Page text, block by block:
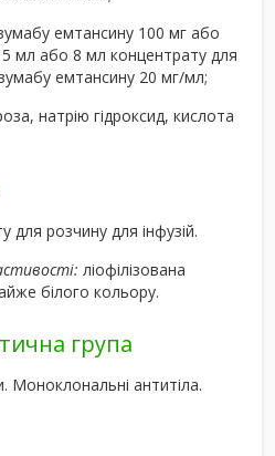
емтансину 100 мг або
мл або 8 мл концентрату для
емтансину 20 мг/мл;
натрію гідроксид, кислота
розчину для інфузій.
ліофілізована
білого кольору.
група
Моноклональні антитіла.